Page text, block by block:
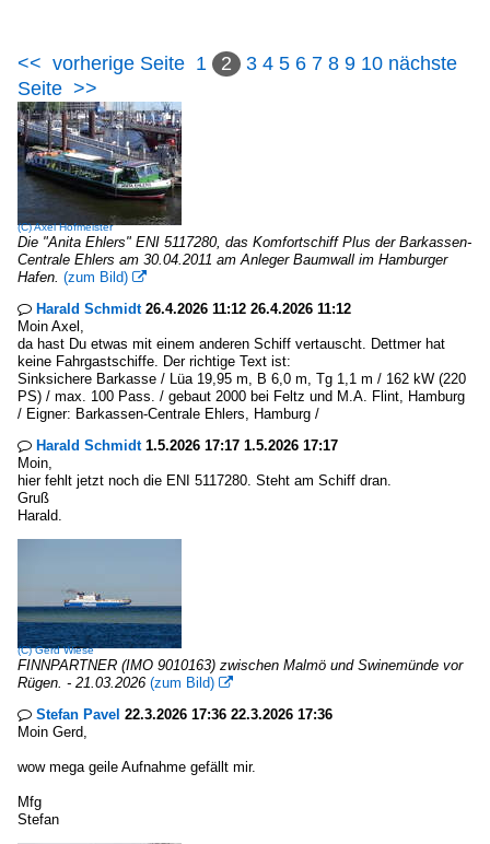
<< vorherige Seite 1 2 3 4 5 6 7 8 9 10 nächste
Seite >>
(C)Axel Hofmeister
Die "Anita Ehlers" ENI 5117280, das Komfortschiff Plus der Barkassen-
Centrale Ehlers am 30.04.2011 am Anleger Baumwall im Hamburger
Hafen. (zum Bild) 
 Harald Schmidt26.4.2026 11:12 26.4.2026 11:12
Moin Axel,
da hast Du etwas mit einem anderen Schiff vertauscht. Dettmer hat
keine Fahrgastschiffe. Der richtige Text ist:
Sinksichere Barkasse / Lüa 19,95 m, B 6,0 m, Tg 1,1 m / 162 kW (220
PS) / max. 100 Pass. / gebaut 2000 bei Feltz und M.A. Flint, Hamburg
/ Eigner: Barkassen-Centrale Ehlers, Hamburg /
 Harald Schmidt1.5.2026 17:17 1.5.2026 17:17
Moin,
hier fehlt jetzt noch die ENI 5117280. Steht am Schiff dran.
Gruß
Harald.
(C)Gerd Wiese
FINNPARTNER (IMO 9010163) zwischen Malmö und Swinemünde vor
Rügen. - 21.03.2026 (zum Bild) 
 Stefan Pavel 22.3.2026 17:36 22.3.2026 17:36
Moin Gerd,
wow mega geile Aufnahme gefällt mir.
Mfg
Stefan